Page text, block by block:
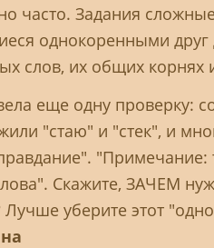
часто. Задания
однокоренными
слов, их общих корнях
еще одну проверку:
"стаю" и "стек", и
"Примечание:
Скажите, ЗАЧЕМ
Лучше уберите этот